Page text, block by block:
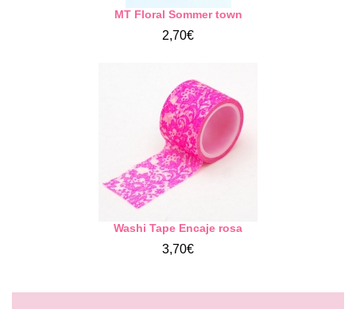
MT Floral Sommer town
2,70€
Washi Tape Encaje rosa
3,70€